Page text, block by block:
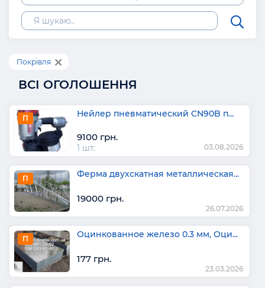
Покрівля
ВСІ ОГОЛОШЕННЯ
П Нейлер пневматический CN90B п...
9100 грн.
1 шт. 03.08.2026
П Ферма двухскатная металлическая...
19000 грн.
26.07.2026
П Оцинкованное железо 0.3 мм, Оци...
177 грн.
23.03.2026